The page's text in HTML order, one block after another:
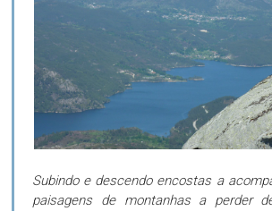
Subindo e descendo encostas a
paisagens de montanhas a perder